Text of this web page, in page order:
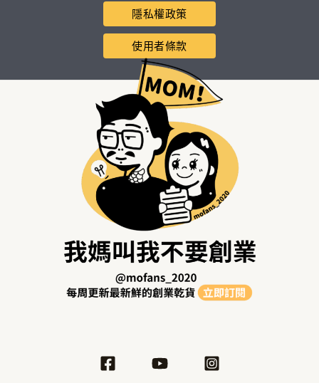
隱私權政策
使用者條款